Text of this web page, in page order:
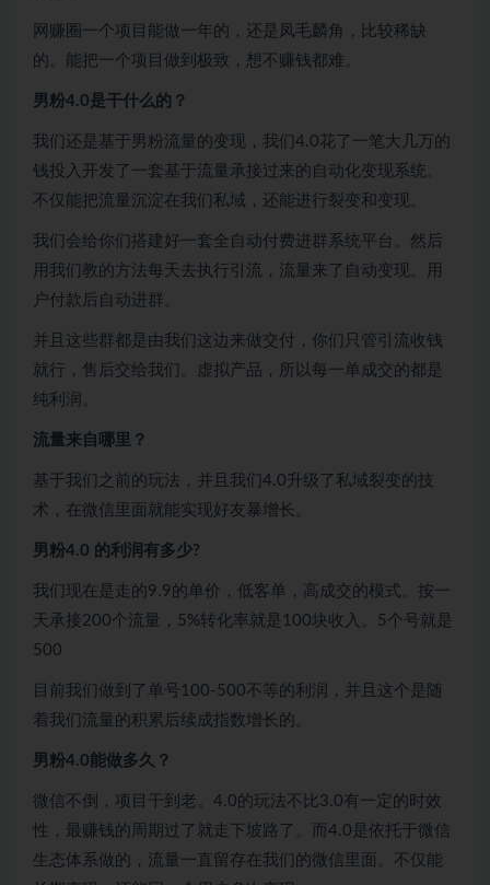
网赚 圈一个项目能做一年的，还是凤毛麟角，比较稀缺
的。能把一个项目做到极致，想不赚钱都难。
男粉4.0是干什么的？
我们还是基于男粉流量的变现，我们4.0花了一笔大几万的
钱投入开发了一套基于流量承接过来的自动化变现系统。
不仅能把流量沉淀在我们私域，还能进行裂变和变现。
我们会给你们搭建好一套全自动付费进群系统平台。然后
用我们教的方法每天去执行引流，流量来了自动变现。用
户付款后自动进群。
并且这些群都是由我们这边来做交付，你们只管引流收钱
就行，售后交给我们。虚拟产品，所以每一单成交的都是
纯利润。
流量来自哪里？
基于我们之前的玩法，并且我们4.0升级了私域裂变的技
术，在微信里面就能实现好友暴增长。
男粉4.0 的利润有多少?
我们现在是走的9.9的单价，低客单，高成交的模式。按一
天承接200个流量，5%转化率就是100块收入。5个号就是
500
目前我们做到了单号100-500不等的利润，并且这个是随
着我们流量的积累后续成指数增长的。
男粉4.0能做多久？
微信不倒，项目干到老。4.0的玩法不比3.0有一定的时效
性，最赚钱的周期过了就走下坡路了。而4.0是依托于微信
生态体系做的，流量一直留存在我们的微信里面。不仅能